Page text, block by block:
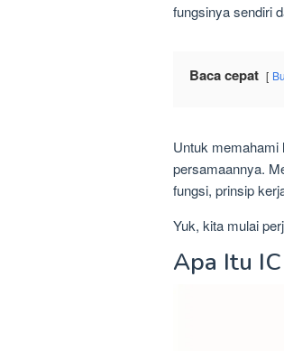
fungsinya sendiri
Baca cepat
Untuk memahami
persamaannya.
fungsi, prinsip
Yuk, kita mulai
Apa Itu